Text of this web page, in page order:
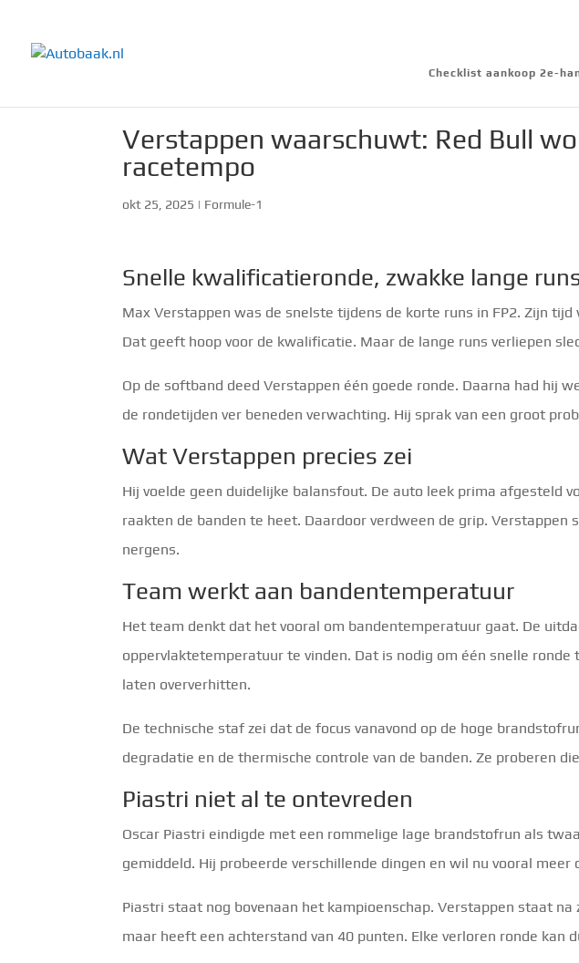
Checklist aankoop 2e-
Verstappen waarschuwt: Red Bull
racetempo
okt 25, 2025 | Formule-1
Snelle kwalificatieronde, zwakke lange
Max Verstappen was de snelste tijdens de korte runs in FP2. Zijn tijd
Dat geeft hoop voor de kwalificatie. Maar de lange runs verliepen
Op de softband deed Verstappen één goede ronde. Daarna had hij
de rondetijden ver beneden verwachting. Hij sprak van een groot
Wat Verstappen precies zei
Hij voelde geen duidelijke balansfout. De auto leek prima afgesteld
raakten de banden te heet. Daardoor verdween de grip. Verstappen
nergens.
Team werkt aan bandentemperatuur
Het team denkt dat het vooral om bandentemperatuur gaat. De
oppervlaktetemperatuur te vinden. Dat is nodig om één snelle ronde
laten oververhitten.
De technische staf zei dat de focus vanavond op de hoge
degradatie en de thermische controle van de banden. Ze proberen
Piastri niet al te ontevreden
Oscar Piastri eindigde met een rommelige lage brandstofrun als
gemiddeld. Hij probeerde verschillende dingen en wil nu vooral
Piastri staat nog bovenaan het kampioenschap. Verstappen staat
maar heeft een achterstand van 40 punten. Elke verloren ronde kan